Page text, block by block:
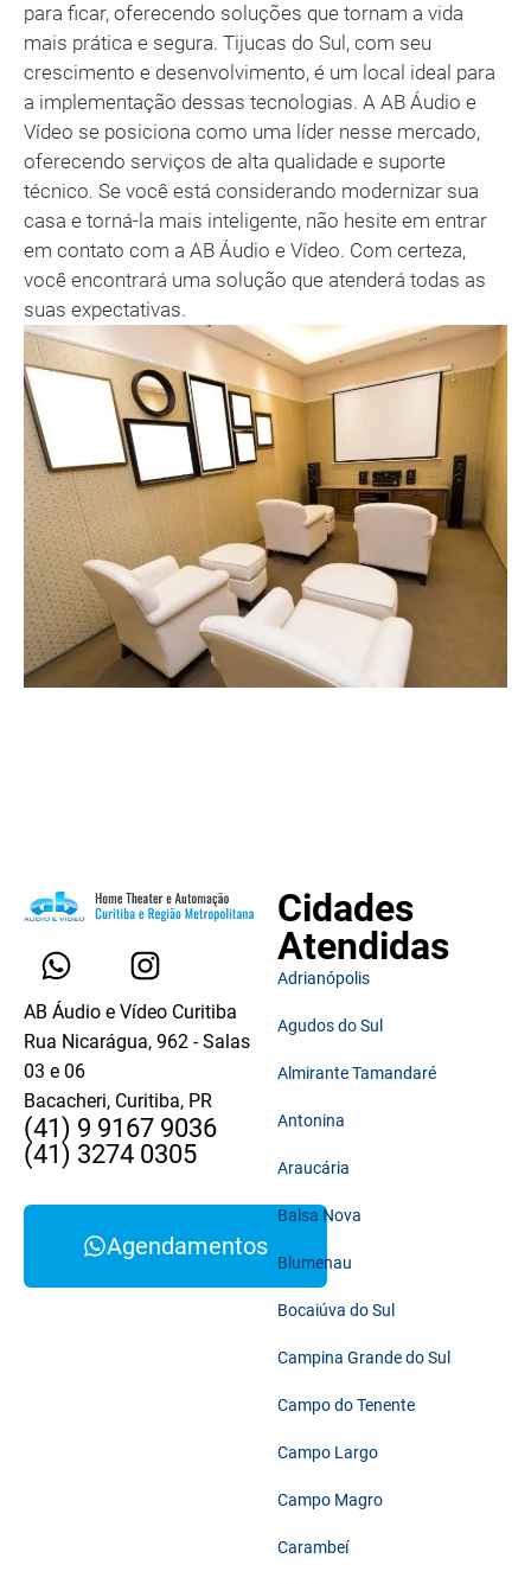
para ficar, oferecendo soluções que tornam a vida
mais prática e segura. Tijucas do Sul, com seu
crescimento e desenvolvimento, é um local ideal para
a implementação dessas tecnologias. A AB Áudio e
Vídeo se posiciona como uma líder nesse mercado,
oferecendo serviços de alta qualidade e suporte
técnico. Se você está considerando modernizar sua
casa e torná-la mais inteligente, não hesite em entrar
em contato com a AB Áudio e Vídeo. Com certeza,
você encontrará uma solução que atenderá todas as
suas expectativas.
AB Áudio e Vídeo Curitiba
Rua Nicarágua, 962 - Salas
03 e 06
Bacacheri, Curitiba, PR
(41) 9 9167 9036
(41) 3274 0305
Agendamentos
Cidades
Atendidas
Adrianópolis
Agudos do Sul
Almirante Tamandaré
Antonina
Araucária
Balsa Nova
Blumenau
Bocaiúva do Sul
Campina Grande do Sul
Campo do Tenente
Campo Largo
Campo Magro
Carambeí